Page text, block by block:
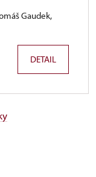
Gaudek,
DETAIL